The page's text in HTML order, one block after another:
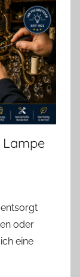
oder
eine